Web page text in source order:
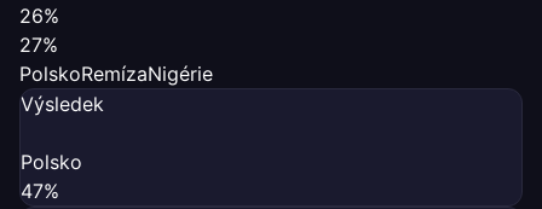
26%
27%
PolskoRemízaNigérie
Výsledek
Polsko
47%